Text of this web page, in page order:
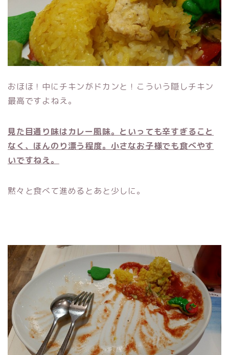
おほほ！中にチキンがドカンと！こういう隠しチキン
最高ですよねえ。
見た目通り味はカレー風味。といっても辛すぎること
なく、ほんのり漂う程度。小さなお子様でも食べやす
いですねえ。
黙々と食べて進めるとあと少しに。